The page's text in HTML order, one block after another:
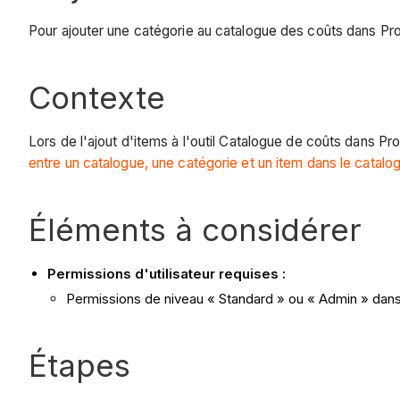
Pour ajouter une catégorie au catalogue des coûts dans
Contexte
Lors de l'ajout d'items à l'outil Catalogue de coûts dans
entre un catalogue, une catégorie et un item dans le
Éléments à considérer
Permissions d'utilisateur requises :
Permissions de niveau « Standard » ou « Admin »
Étapes